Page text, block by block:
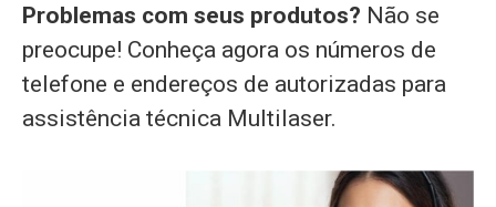
Problemas com seus produtos? Não se
preocupe! Conheça agora os números de
telefone e endereços de autorizadas para
assistência técnica Multilaser.